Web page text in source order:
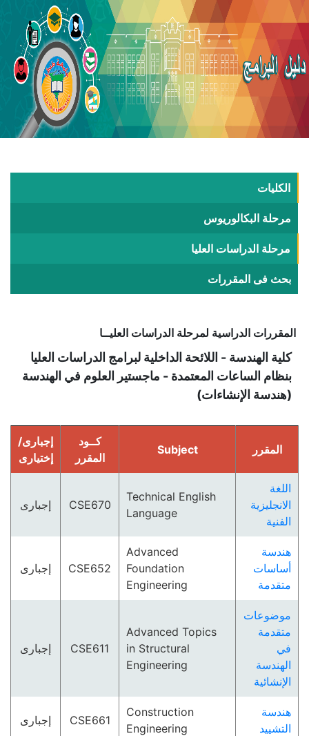
الكليات
مرحلة البكالوريوس
مرحلة الدراسات العليا
بحث فى المقررات
المقررات الدراسية لمرحلة الدراسات العليــا
كلية الهندسة - اللائحة الداخلية لبرامج الدراسات العليا
بنظام الساعات المعتمدة - ماجستير العلوم في الهندسة
(هندسة الإنشاءات)
المقرر Subject
كــود
المقرر
إجبارى/
إختيارى
اللغة
الانجليزية
الفنية
Technical English
Language
CSE670 إجبارى
هندسة
أساسات
متقدمة
Advanced
Foundation
Engineering
CSE652 إجبارى
موضوعات
متقدمة
في
الهندسة
الإنشائية
Advanced Topics
in Structural
Engineering
CSE611 إجبارى
هندسة
التشييد
Construction
Engineering
CSE661 إجبارى